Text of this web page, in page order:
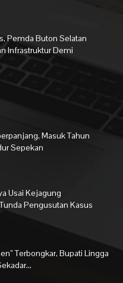
Pemda Buton Selatan
Infrastruktur Demi
Masuk Tahun
Sepekan
Usai Kejagung
Pengusutan Kasus
Terbongkar, Bupati Lingga